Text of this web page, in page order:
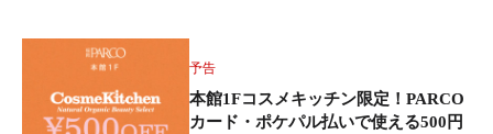
予告
本館1Fコスメキッチン限定！PARCO
カード・ポケパル払いで使える500円